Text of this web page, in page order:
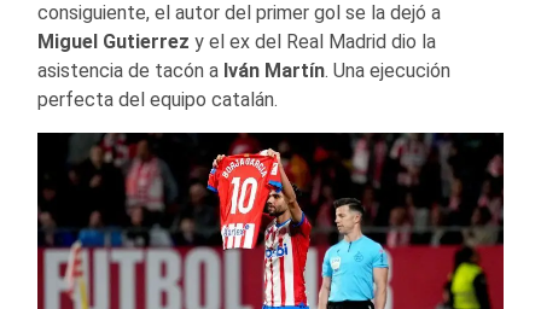
consiguiente, el autor del primer gol se la dejó a
Miguel Gutierrez y el ex del Real Madrid dio la
asistencia de tacón a Iván Martín. Una ejecución
perfecta del equipo catalán.